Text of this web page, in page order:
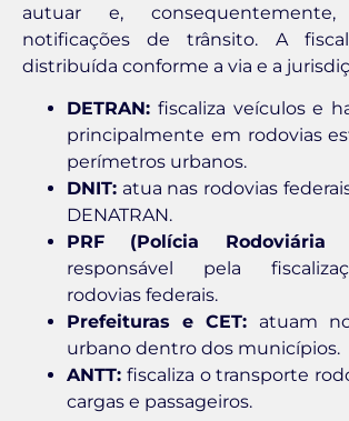
autuar e, consequentemente,
notificações de trânsito. A
distribuída conforme a via e a
DETRAN: fiscaliza veículos e
principalmente em rodovias
perímetros urbanos.
DNIT: atua nas rodovias
DENATRAN.
PRF (Polícia Rodoviária
responsável pela
rodovias federais.
Prefeituras e CET: atuam
urbano dentro dos municípios.
ANTT: fiscaliza o transporte
cargas e passageiros.